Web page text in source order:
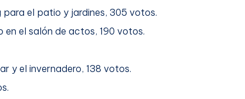
el patio y jardines, 305 votos.
el salón de actos, 190 votos.
y el invernadero, 138 votos.